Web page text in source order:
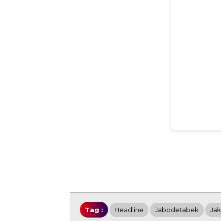
Tag : Headline Jabodetabek